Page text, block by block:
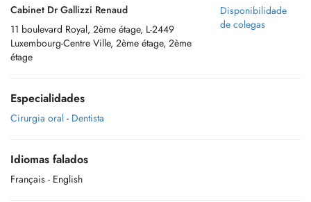
Cabinet Dr Gallizzi Renaud
11 boulevard Royal, 2ème étage, L-2449
Luxembourg-Centre Ville, 2ème étage, 2ème
étage
Disponibilidade
de colegas
Especialidades
Cirurgia oral - Dentista
Idiomas falados
Français - English